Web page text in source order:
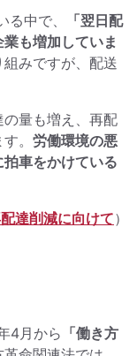
中で、
「翌日配
も増加していま
みですが、配送
量も増え、再配
。 労働環境の悪
車をかけている
達削減に向けて）
4月から 「働き方